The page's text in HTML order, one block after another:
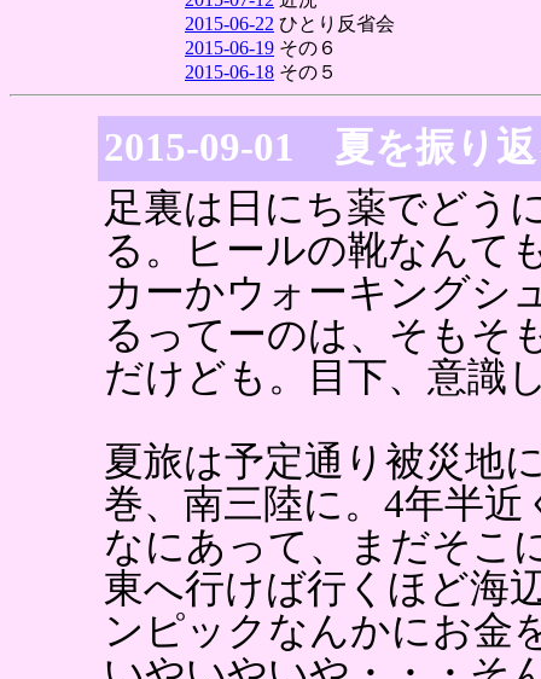
2015-06-22 ひとり反省会
2015-06-19 その６
2015-06-18 その５
2015-09-01 夏を振り
足裏は日にち薬でどう
る。ヒールの靴なんて
カーかウォーキングシ
るってーのは、そもそ
だけども。目下、意識
夏旅は予定通り被災地
巻、南三陸に。4年半
なにあって、まだそこ
東へ行けば行くほど海
ンピックなんかにお金